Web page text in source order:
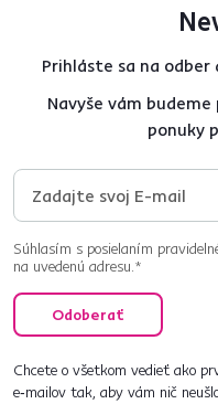
Prihláste sa na
Navyše vám
ponuky
Súhlasím s posielaním
na uvedenú adresu.*
Odoberať
Chcete o všetkom vedieť ako
e‑mailov tak, aby vám nič